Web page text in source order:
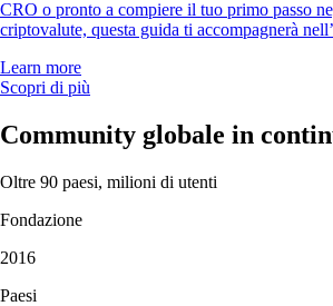
CRO o pronto a compiere il tuo primo passo
criptovalute, questa guida ti accompagnerà
Learn more
Scopri di più
Community globale in
Oltre 90 paesi, milioni di utenti
Fondazione
2016
Paesi